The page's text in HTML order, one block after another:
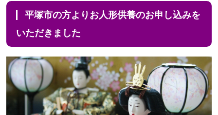
平塚市の方よりお人形供養のお申し込みを
いただきました